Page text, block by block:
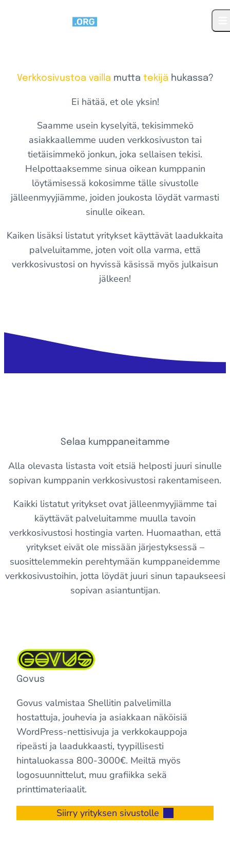
Verkkosivustoa vailla mutta tekijä hukassa?
Ei hätää, et ole yksin!
Saamme usein kyselyitä, tekisimmekö
asiakkaallemme uuden verkkosivuston tai
tietäisimmekö jonkun, joka sellaisen tekisi.
Helpottaaksemme sinua oikean kumppanin
löytämisessä kokosimme tälle sivustolle
jälleenmyyjiämme, joiden joukosta löydät varmasti
sinulle oikean.
Kaiken lisäksi listatut yritykset käyttävät laadukkaita
palveluitamme, joten voit olla varma, että
verkkosivustosi on hyvissä käsissä myös julkaisun
jälkeen!
Selaa kumppaneitamme
Alla olevasta listasta voit etsiä helposti juuri sinulle
sopivan kumppanin verkkosivustosi rakentamiseen.
Kaikki listatut yritykset ovat jälleenmyyjiämme tai
käyttävät palveluitamme muulla tavoin
verkkosivustosi hostingia varten. Huomaathan, että
yritykset eivät ole missään järjestyksessä –
suosittelemmekin perehtymään kumppaneidemme
verkkosivustoihin, jotta löydät juuri sinun tapaukseesi
sopivan asiantuntijan.
Govus
Govus valmistaa Shellitin palvelimilla
hostattuja, jouhevia ja asiakkaan näköisiä
WordPress-nettisivuja ja verkkokauppoja
ripeästi ja laadukkaasti, tyypillisesti
hintaluokassa 800-3000€. Meiltä myös
logosuunnittelut, muu grafiikka sekä
printtimateriaalit.
Siirry yrityksen sivustolle